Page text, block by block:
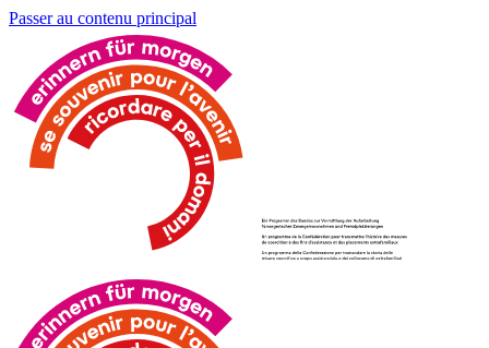
Passer au contenu principal